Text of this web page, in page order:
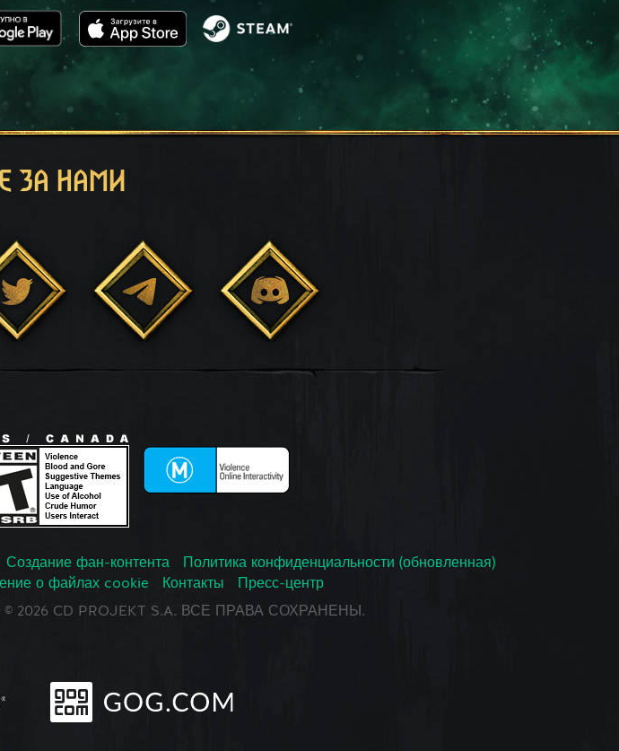
ЗА НАМИ
Создание фан-контента
Политика конфиденциальности (обновленная)
о файлах cookie Контакты
Пресс-центр
© 2026 CD PROJEKT S.A. ВСЕ ПРАВА СОХРАНЕНЫ.